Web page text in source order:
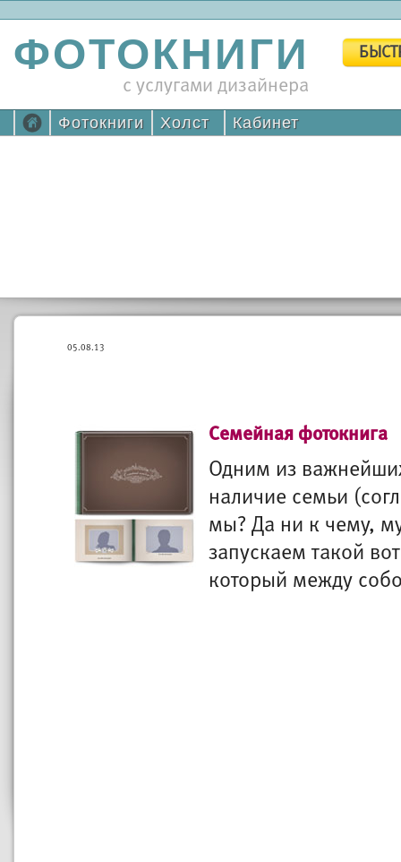
ФОТОКНИГИ
с услугами дизайнера
Фотокниги Холст Кабинет
05.08.13
Семейная фотокнига
Одним из
наличие семьи
мы? Да ни к чему,
запускаем такой
который между